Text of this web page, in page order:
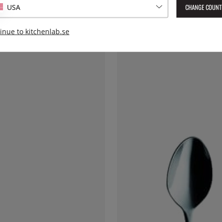
USA CHANGE
to kitchenlab.se